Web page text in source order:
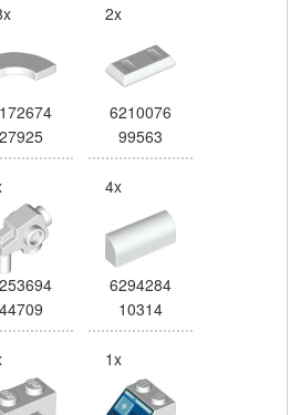
27925
2x
6210076
99563
44709
4x
6294284
10314
1x